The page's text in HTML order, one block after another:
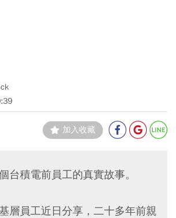
加入收藏
台積電前員工的真實故事。
層員工近日分享，二十多年前親